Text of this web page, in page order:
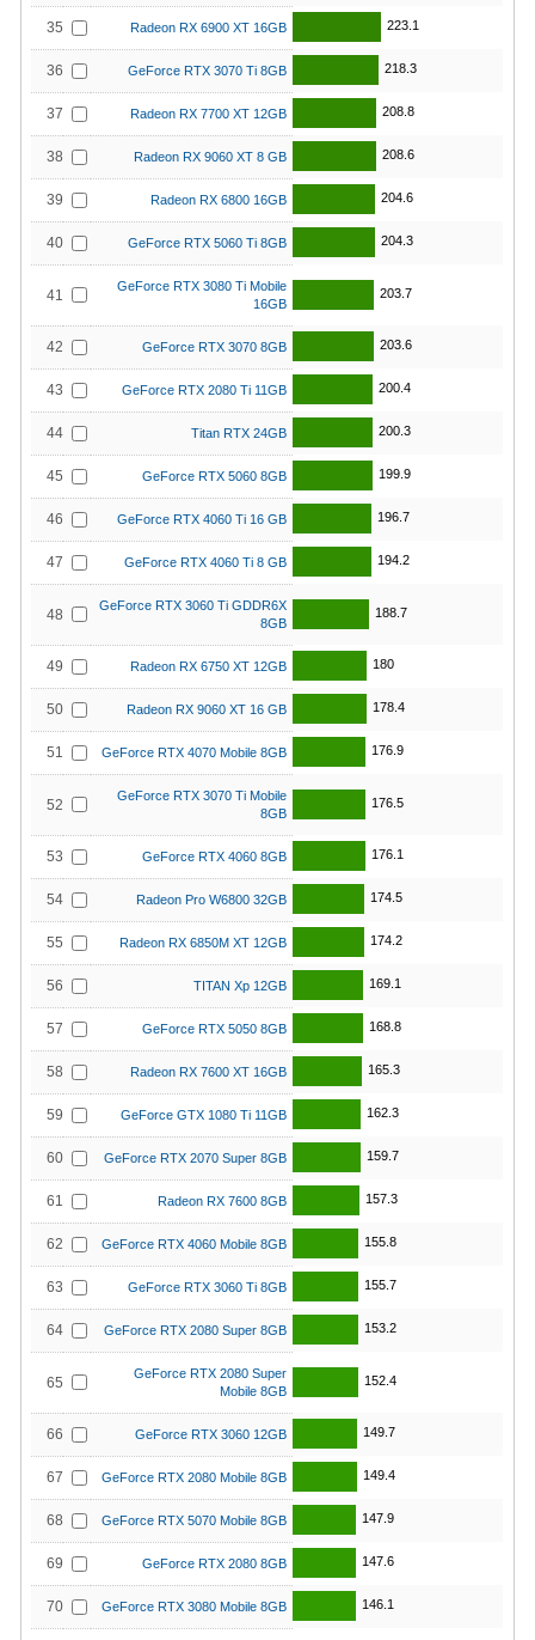
35 Radeon RX 6900 XT 16GB 223.1
36 GeForce RTX 3070 Ti 8GB 218.3
37 Radeon RX 7700 XT 12GB 208.8
38 Radeon RX 9060 XT 8 GB 208.6
39 Radeon RX 6800 16GB 204.6
40 GeForce RTX 5060 Ti 8GB 204.3
41
GeForce RTX 3080 Ti Mobile
16GB
203.7
42 GeForce RTX 3070 8GB 203.6
43 GeForce RTX 2080 Ti 11GB 200.4
44 Titan RTX 24GB 200.3
45 GeForce RTX 5060 8GB 199.9
46 GeForce RTX 4060 Ti 16 GB 196.7
47 GeForce RTX 4060 Ti 8 GB 194.2
48
GeForce RTX 3060 Ti GDDR6X
8GB
188.7
49 Radeon RX 6750 XT 12GB 180
50 Radeon RX 9060 XT 16 GB 178.4
51 GeForce RTX 4070 Mobile 8GB 176.9
52
GeForce RTX 3070 Ti Mobile
8GB
176.5
53 GeForce RTX 4060 8GB 176.1
54 Radeon Pro W6800 32GB 174.5
55 Radeon RX 6850M XT 12GB 174.2
56 TITAN Xp 12GB 169.1
57 GeForce RTX 5050 8GB 168.8
58 Radeon RX 7600 XT 16GB 165.3
59 GeForce GTX 1080 Ti 11GB 162.3
60 GeForce RTX 2070 Super 8GB 159.7
61 Radeon RX 7600 8GB 157.3
62 GeForce RTX 4060 Mobile 8GB 155.8
63 GeForce RTX 3060 Ti 8GB 155.7
64 GeForce RTX 2080 Super 8GB 153.2
65
GeForce RTX 2080 Super
Mobile 8GB
152.4
66 GeForce RTX 3060 12GB 149.7
67 GeForce RTX 2080 Mobile 8GB 149.4
68 GeForce RTX 5070 Mobile 8GB 147.9
69 GeForce RTX 2080 8GB 147.6
70 GeForce RTX 3080 Mobile 8GB 146.1